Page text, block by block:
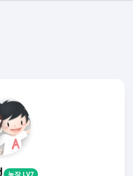
농장 LV7